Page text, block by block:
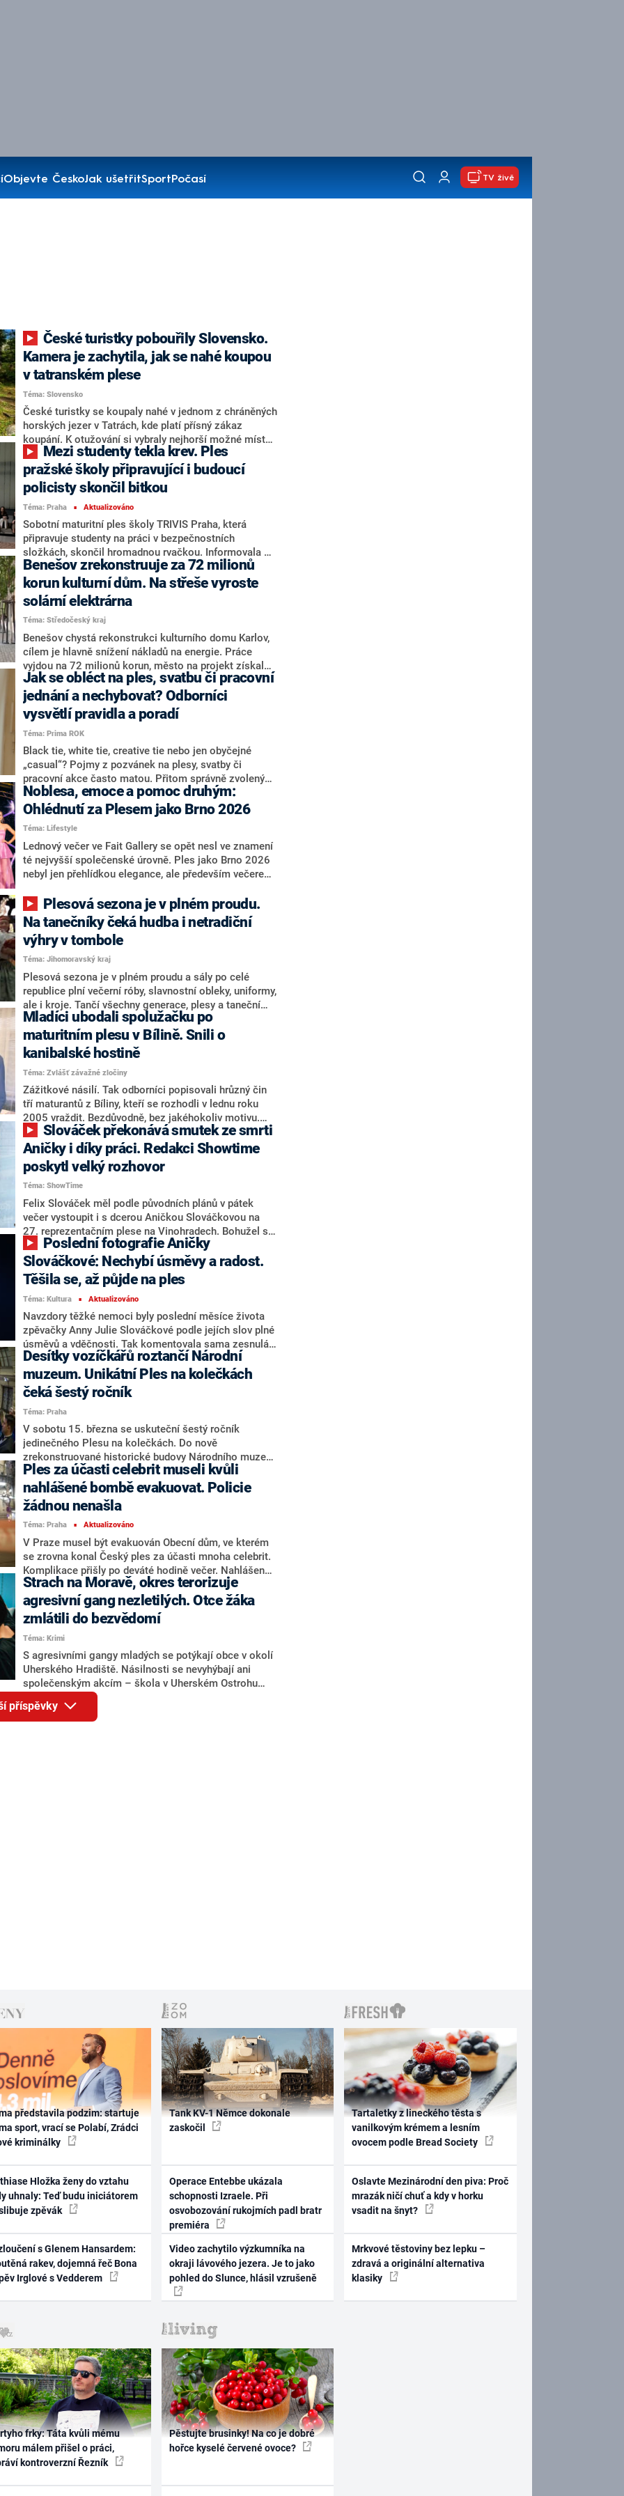
Objevte ČeskoJak ušetřitSportPočasí TV živě
Kamera je zachytila, jak se nahé koupou
v tatranském plese
Téma: Slovensko
České turistky se koupaly nahé v jednom z chráněných
horských jezer v Tatrách, kde platí přísný zákaz
koupání. K otužování si vybraly nejhorší možné místo,
za takové chování totiž hrozí vysoká pokuta, napsal
dnes na svém webu slovenský list Pravda s odvoláním
na oficiální účet správců slovenských velehor. Ti na
sociální síti zveřejnili video s přešlapem turistek.
pražské školy připravující i budoucí
policisty skončil bitkou
Téma: Praha ■ Aktualizováno
Sobotní maturitní ples školy TRIVIS Praha, která
připravuje studenty na práci v bezpečnostních
složkách, skončil hromadnou rvačkou. Informovala o
tom agentura Aktu.cz. Podle ní si jeden z aktérů
šarvátky odnesl zlomený nos. „Policie zasahovala u
Fóra Karlín u roztržky několika lidí okolo půl dvanácté
v noci. Jedna osoba byla převzata do lékařské péče,“
potvrdil pro CNN Prima NEWS policejní mluvčí Jan
Rybanský. Vyšetřovatelé nyní vyslýchají svědky.
Benešov zrekonstruuje za 72 milionů
korun kulturní dům. Na střeše vyroste
solární elektrárna
Téma: Středočeský kraj
Benešov chystá rekonstrukci kulturního domu Karlov,
cílem je hlavně snížení nákladů na energie. Práce
vyjdou na 72 milionů korun, město na projekt získalo
téměř 38 milionů korun ze Státního fondu životního
prostředí. Podmínkou pro přidělení dotace je
dokončení projektu do konce roku 2027, příští
plesová sezona tak bude muset být zrušena, řekla
mluvčí benešovské radnice Tereza Lípová.
Jak se obléct na ples, svatbu či pracovní
jednání a nechybovat? Odborníci
vysvětlí pravidla a poradí
Téma: Prima ROK
Black tie, white tie, creative tie nebo jen obyčejné
„casual“? Pojmy z pozvánek na plesy, svatby či
pracovní akce často matou. Přitom správně zvolený
outfit není jen otázkou vkusu, ale především respektu
k pořadateli i samotné události. Odborníci z tradičního
krejčovství vysvětlí, jak číst dress code, na co si dát
pozor a proč detaily rozhodují.
Noblesa, emoce a pomoc druhým:
Ohlédnutí za Plesem jako Brno 2026
Téma: Lifestyle
Lednový večer ve Fait Gallery se opět nesl ve znamení
té nejvyšší společenské úrovně. Ples jako Brno 2026
nebyl jen přehlídkou elegance, ale především večerem
dobrou věc, nechyběli ani zástupci projektu Nová
Dubaj. Ti si z aukce odnesli nejen silný zážitek, ale i
ikonický suvenýr s hlubokým příběhem.
Na tanečníky čeká hudba i netradiční
výhry v tombole
Téma: Jihomoravský kraj
Plesová sezona je v plném proudu a sály po celé
republice plní večerní róby, slavnostní obleky, uniformy,
ale i kroje. Tančí všechny generace, plesy a taneční
zábavy u nás mají dlouhou tradici a v období od ledna
do března se jich konají stovky.
Mladíci ubodali spolužačku po
maturitním plesu v Bílině. Snili o
kanibalské hostině
Téma: Zvlášť závažné zločiny
Zážitkové násilí. Tak odborníci popisovali hrůzný čin
tří maturantů z Bíliny, kteří se rozhodli v lednu roku
2005 vraždit. Bezdůvodně, bez jakéhokoliv motivu.
Zkrátka jen proto, aby si vyzkoušeli, jaké to je zabít
nevinného člověka. Za oběť jim padla jejich
sedmnáctiletá spolužačka Kamila. Případ z Bíliny
ukazuje brutalitu mladých lidí i jejich lhostejnost k
lidskému životu. Vraždou totiž neskončili. Podle
výpovědí uvažovali dokonce o kanibalské hostině.
Příběh přináší redakce CNN Prima NEWS v rámci
seriálu Zvlášť závažné zločiny, který pojednává o
největších kriminálních případech posledních
desetiletí.
Aničky i díky práci. Redakci Showtime
poskytl velký rozhovor
Téma: ShowTime
Felix Slováček měl podle původních plánů v pátek
večer vystoupit i s dcerou Aničkou Slováčkovou na
27. reprezentačním plese na Vinohradech. Bohužel se
tak už nestalo. Místo toho zahrál pouze se svou
kapelou Big Band. O tom, co nyní hudebník prožívá, na
místě promluvil ve velmi otevřeném rozhovoru pro
redakci Showtime. Pořad sledujte v sobotu v 19:55 na
CNN Prima NEWS, Primě nebo on-line v tomto článku.
Slováčkové: Nechybí úsměvy a radost.
Těšila se, až půjde na ples
Téma: Kultura ■ Aktualizováno
Navzdory těžké nemoci byly poslední měsíce života
zpěvačky Anny Julie Slováčkové podle jejích slov plné
úsměvů a vděčnosti. Tak komentovala sama zesnulá
hvězda tuzemské hudební scény své poslední
zveřejněné fotografie. Je na nich například se svojí
rodinou či psem a bez výjimky se na všech usmívá.
Podívejte se na poslední snímky Aničky Slováčkové,
která v pouhých 29 letech podlehla rakovině plic.
Desítky vozíčkářů roztančí Národní
muzeum. Unikátní Ples na kolečkách
čeká šestý ročník
Téma: Praha
V sobotu 15. března se uskuteční šestý ročník
jedinečného Plesu na kolečkách. Do nově
zrekonstruované historické budovy Národního muzea,
které je spolupořadatelem akce, se sjedou vozíčkáři a
další handicapované osoby z celého Česka. Více než
200 přítomných večerem provede moderátor a herec
Václav Kopta, o hudební doprovod se postará Lucie
Bílá, Hana Holišová, nevidomá umělkyně Blanka
Janečková a k tanci zahraje The Party Band. Akce má
za cíl připomenout, že i handicapovaní se umí aktivně
zapojit do běžného společenského života.
Ples za účasti celebrit museli kvůli
nahlášené bombě evakuovat. Policie
žádnou nenašla
Téma: Praha ■ Aktualizováno
V Praze musel být evakuován Obecní dům, ve kterém
se zrovna konal Český ples za účasti mnoha celebrit.
Komplikace přišly po deváté hodině večer. Nahlášenou
bombu potvrdila pro CNN Prima NEWS policie. Kolem
půl dvanácté večer se hosté mohli do budovy vrátit,
policisté žádné výbušné zařízení nenašli. Anonym je
podezřelý ze šíření poplašné zprávy.
Strach na Moravě, okres terorizuje
agresivní gang nezletilých. Otce žáka
zmlátili do bezvědomí
Téma: Krimi
S agresivními gangy mladých se potýkají obce v okolí
Uherského Hradiště. Násilnosti se nevyhýbají ani
společenským akcím – škola v Uherském Ostrohu
chtěla dokonce na rodičovský ples zařídit soukromou
ochranku. Otec jednoho z žáků byl na akci napaden
nezletilými a skončil v nemocnici na jednotce
příspěvky
představila podzim: startuje
sport, vrací se Polabí, Zrádci
kriminálky
Hložka ženy do vztahu
uhnaly: Teď budu iniciátorem
zpěvák
s Glenem Hansardem:
rakev, dojemná řeč Bona
Irglové s Vedderem
Tank KV-1 Němce dokonale
zaskočil
Operace Entebbe ukázala
schopnosti Izraele. Při
osvobozování rukojmích padl bratr
premiéra
Video zachytilo výzkumníka na
okraji lávového jezera. Je to jako
pohled do Slunce, hlásil vzrušeně
Tartaletky z lineckého těsta s
vanilkovým krémem a lesním
ovocem podle Bread Society
Oslavte Mezinárodní den piva: Proč
mrazák ničí chuť a kdy v horku
vsadit na šnyt?
Mrkvové těstoviny bez lepku –
zdravá a originální alternativa
klasiky
frky: Táta kvůli mému
málem přišel o práci,
kontroverzní Řezník
Pěstujte brusinky! Na co je dobré
hořce kyselé červené ovoce?